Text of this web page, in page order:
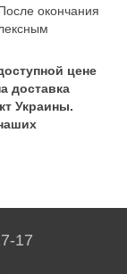
окончания
цене
доставка
Украины.
17